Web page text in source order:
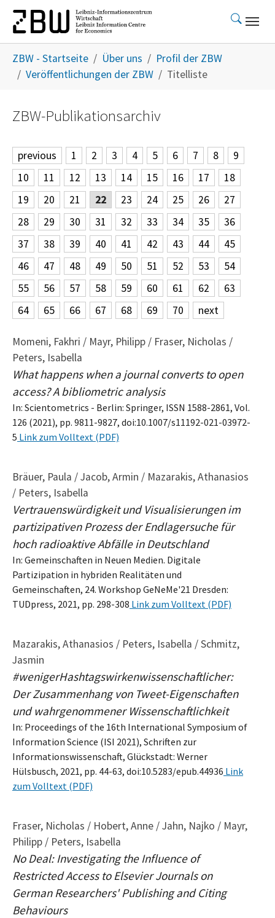
Skip to main content
ZBW - Startseite Über uns
Profil der ZBW
Veröffentlichungen der ZBW
Titelliste
ZBW-Publikationsarchiv
previous 1 2 3 4 5 6 7 8
9
10
11 12 13 14 15 16 17
18
19
20 21 22 23 24 25 26
27
28
29 30 31 32 33 34 35
36
37
38 39 40 41 42 43 44
45
46
47 48 49 50 51 52 53
54
55
56 57 58 59 60 61 62
63
64
65 66 67 68 69 70 next
Momeni, Fakhri / Mayr, Philipp / Fraser, Nicholas /
Peters, Isabella
What happens when a journal converts to open
access? A bibliometric analysis
In: Scientometrics - Berlin: Springer, ISSN 1588-2861, Vol.
126 (2021), pp. 9811-9827, doi:10.1007/s11192-021-03972-
5 Link zum Volltext (PDF)
Bräuer, Paula / Jacob, Armin / Mazarakis, Athanasios
/ Peters, Isabella
Vertrauenswürdigkeit und Visualisierungen im
partizipativen Prozess der Endlagersuche für
hoch radioaktive Abfälle in Deutschland
In: Gemeinschaften in Neuen Medien. Digitale
Partizipation in hybriden Realitäten und
Gemeinschaften, 24. Workshop GeNeMe'21 Dresden:
TUDpress, 2021, pp. 298-308 Link zum Volltext (PDF)
Mazarakis, Athanasios / Peters, Isabella / Schmitz,
Jasmin
#wenigerHashtagswirkenwissenschaftlicher:
Der Zusammenhang von Tweet-Eigenschaften
und wahrgenommener Wissenschaftlichkeit
In: Proceedings of the 16th International Symposium of
Information Science (ISI 2021), Schriften zur
Informationswissenschaft, Glückstadt: Werner
Hülsbusch, 2021, pp. 44-63, doi:10.5283/epub.44936 Link
zum Volltext (PDF)
Fraser, Nicholas / Hobert, Anne / Jahn, Najko / Mayr,
Philipp / Peters, Isabella
No Deal: Investigating the Influence of
Restricted Access to Elsevier Journals on
German Researchers' Publishing and Citing
Behaviours